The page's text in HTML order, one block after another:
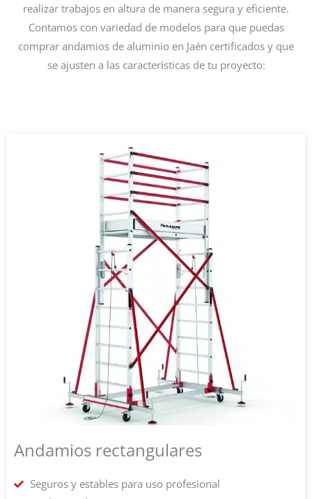
realizar trabajos en altura de manera segura y eficiente.
Contamos con variedad de modelos para que puedas
comprar andamios de aluminio en Jaén certificados y que
se ajusten a las características de tu proyecto:
Andamios rectangulares
Seguros y estables para uso profesional